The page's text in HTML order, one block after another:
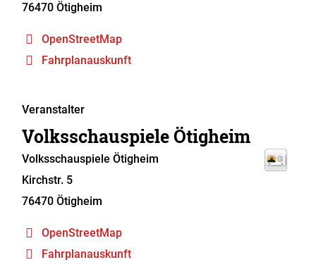
76470 Ötigheim
OpenStreetMap
Fahrplanauskunft
Veranstalter
Volksschauspiele Ötigheim
Volksschauspiele Ötigheim
Kirchstr. 5
76470 Ötigheim
OpenStreetMap
Fahrplanauskunft